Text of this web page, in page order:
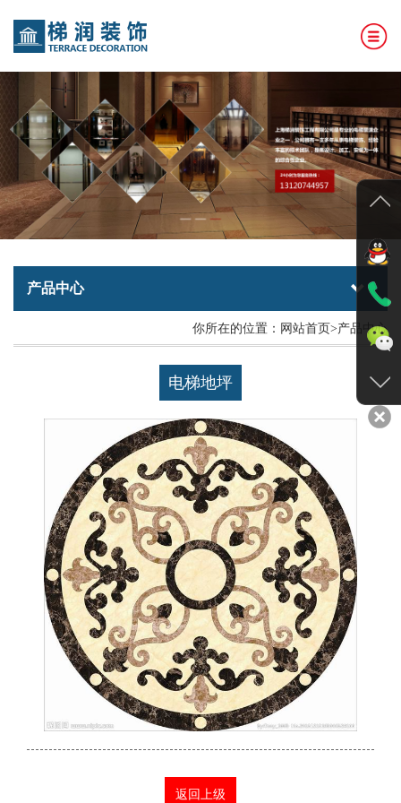
公司简介
产品中心
案例展示
新闻资讯
合作伙伴
在线留言
联系我们
产品中心
豪华电梯
公共电梯
别墅电梯
观光电梯
电梯厅门
电梯吊顶
电梯地坪
电梯扶手
电梯按钮
你所在的位置：网站首页>产品中心
电梯地坪
返回上级